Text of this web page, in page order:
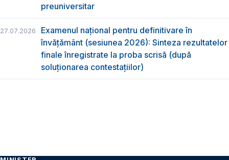
preuniversitar
27.07.2026
Examenul național pentru definitivare în
învățământ (sesiunea 2026): Sinteza rezultatelor
finale înregistrate la proba scrisă (după
soluționarea contestațiilor)